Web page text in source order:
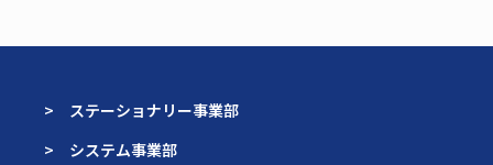
> ステーショナリー事業部
> システム事業部